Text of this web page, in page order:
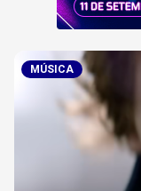
MÚSICA